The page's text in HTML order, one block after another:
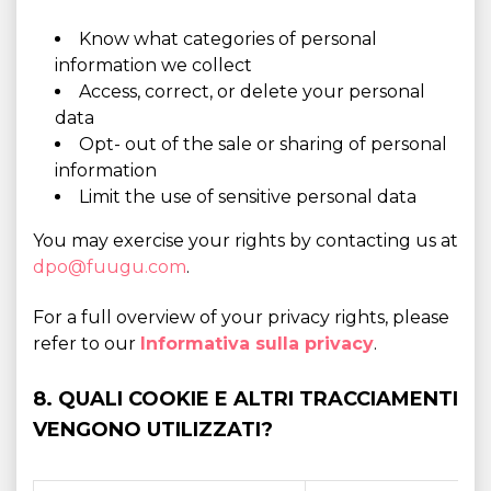
Know what categories of personal
information we collect
Access, correct, or delete your personal
data
Opt- out of the sale or sharing of personal
information
Limit the use of sensitive personal data
You may exercise your rights by contacting us at
dpo@fuugu.com.
For a full overview of your privacy rights, please
refer to our Informativa sulla privacy.
8. QUALI COOKIE E ALTRI TRACCIAMENTI
VENGONO UTILIZZATI?